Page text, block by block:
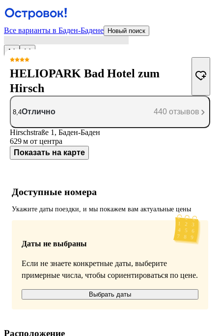
Все варианты в Баден-Бадене Новый поиск
HELIOPARK Bad Hotel zum
Hirsch
8,4Отлично 440 отзывов
Hirschstraße 1, Баден-Баден
629 м от центра
Показать на карте
Доступные номера
Укажите даты поездки, и мы покажем вам актуальные цены
Даты не выбраны
Если не знаете конкретные даты, выберите
примерные числа, чтобы сориентироваться по цене.
Выбрать даты
Расположение